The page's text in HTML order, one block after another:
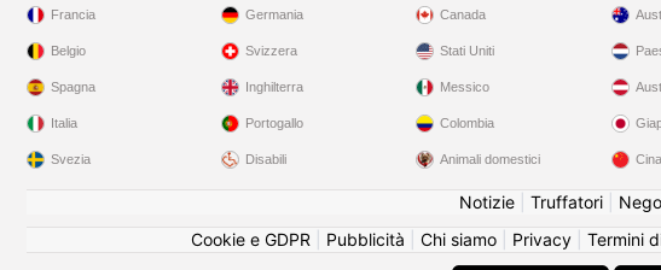
Francia
Belgio
Spagna
Italia
Svezia
Germania
Svizzera
Inghilterra
Portogallo
Disabili
Canada
Stati Uniti
Messico
Colombia
Animali domestici Cina
Notizie| Truffatori|
Cookie e GDPR
Pubblicità Chi siamo Privacy Termini